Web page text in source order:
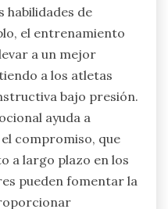
habilidades de
el entrenamiento
a un mejor
a los atletas
bajo presión.
ayuda a
compromiso, que
a largo plazo en los
pueden fomentar la